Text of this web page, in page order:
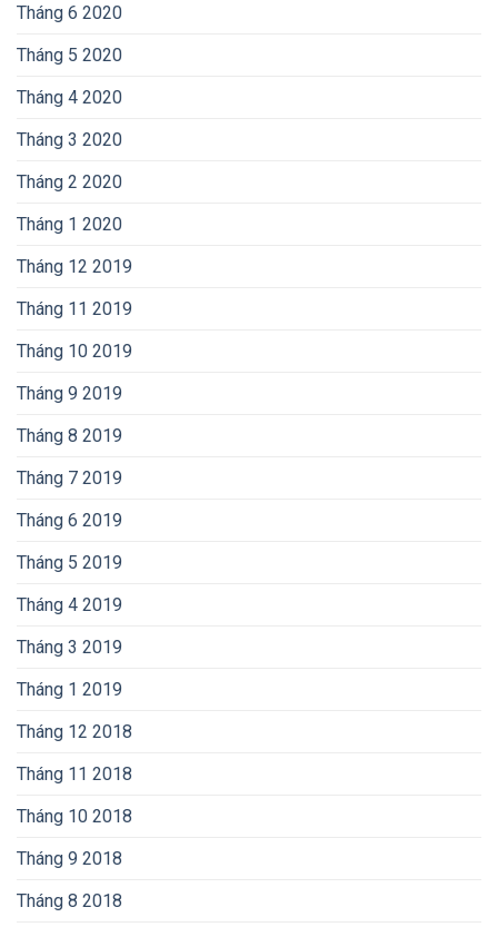
Tháng 6 2020
Tháng 5 2020
Tháng 4 2020
Tháng 3 2020
Tháng 2 2020
Tháng 1 2020
Tháng 12 2019
Tháng 11 2019
Tháng 10 2019
Tháng 9 2019
Tháng 8 2019
Tháng 7 2019
Tháng 6 2019
Tháng 5 2019
Tháng 4 2019
Tháng 3 2019
Tháng 1 2019
Tháng 12 2018
Tháng 11 2018
Tháng 10 2018
Tháng 9 2018
Tháng 8 2018